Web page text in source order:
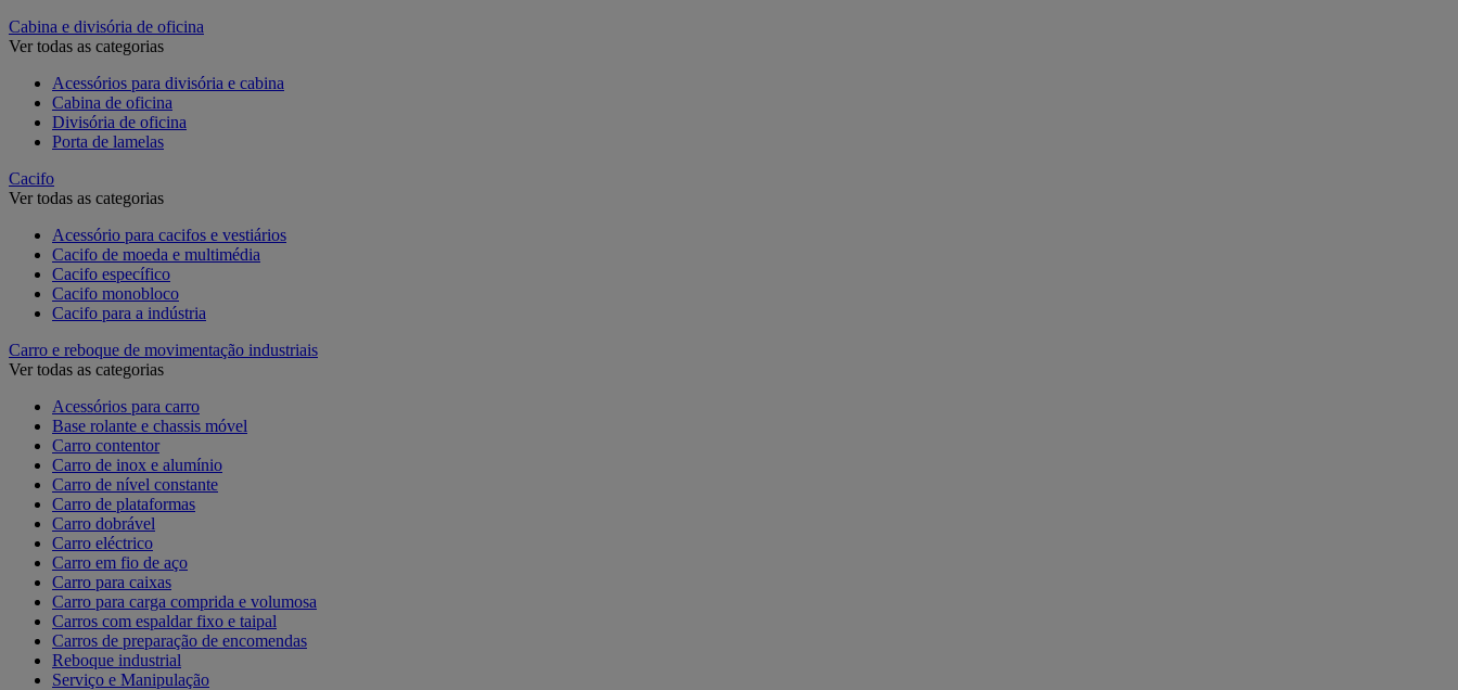
Cabina e divisória de oficina
Ver todas as categorias
Acessórios para divisória e cabina
Cabina de oficina
Divisória de oficina
Porta de lamelas
Cacifo
Ver todas as categorias
Acessório para cacifos e vestiários
Cacifo de moeda e multimédia
Cacifo específico
Cacifo monobloco
Cacifo para a indústria
Carro e reboque de movimentação industriais
Ver todas as categorias
Acessórios para carro
Base rolante e chassis móvel
Carro contentor
Carro de inox e alumínio
Carro de nível constante
Carro de plataformas
Carro dobrável
Carro eléctrico
Carro em fio de aço
Carro para caixas
Carro para carga comprida e volumosa
Carros com espaldar fixo e taipal
Carros de preparação de encomendas
Reboque industrial
Serviço e Manipulação